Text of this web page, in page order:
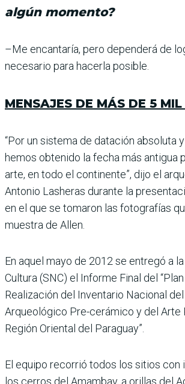
algún momento?
–Me encantaría, pero depen­derá de
nece­sario para hacerla posible.
MENSAJES DE MÁS DE 5
“Por un sistema de datación absoluta
hemos obtenido la fecha más antigua
arte, en todo el continente”, dijo el
Antonio Lasheras durante la
en el que se tomaron las fotografías
muestra de Allen.
En aquel mayo de 2012 se entregó a
Cultura (SNC) el Informe Final del
Realización del Inventario Nacional
Arqueológico Pre-cerá­mico y del Arte
Región Oriental del Paraguay”.
El equipo recorrió todos los sitios con
los cerros del Amambay, a orillas del